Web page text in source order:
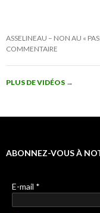
ASSELINEAU – NON AU «
COMMENTAIRE
PLUS DE VIDÉOS →
ABONNEZ-VOUS À
E-mail *